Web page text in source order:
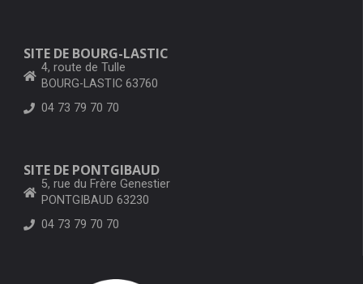
SITE DE BOURG-LASTIC
4, route de Tulle
BOURG-LASTIC 63760
04 73 79 70 70
SITE DE PONTGIBAUD
5, rue du Frère Genestier
PONTGIBAUD 63230
04 73 79 70 70